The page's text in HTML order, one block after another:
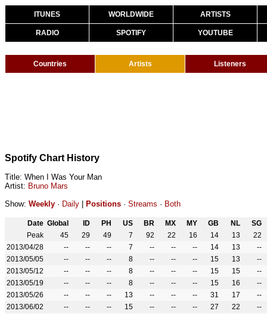
ITUNES WORLDWIDE ARTISTS
RADIO SPOTIFY YOUTUBE
Countries Artists Listeners
Spotify Chart History
Title: When I Was Your Man
Artist: Bruno Mars
Show: Weekly · Daily Positions · Streams · Both
Date Global ID PH US BR MX MY GB NL
SG
Peak
45 29 49 7 92 22 16 14 13
22
2013/04/28
-- -- -- 7 -- -- -- 14 13
--
2013/05/05
-- -- -- 8 -- -- -- 15 13
--
2013/05/12
-- -- -- 8 -- -- -- 15 15
--
2013/05/19
-- -- -- 8 -- -- -- 15 16
--
2013/05/26
-- -- -- 13 -- -- -- 31 17
--
2013/06/02
-- -- -- 15 -- -- -- 27 22
--